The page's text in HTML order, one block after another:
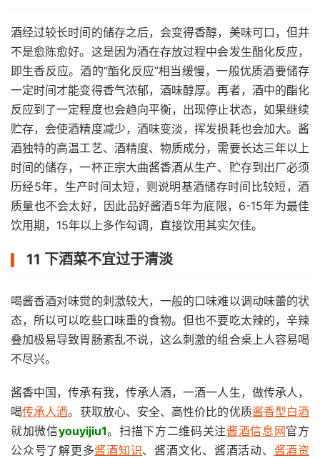
酒经过较长时间的储存之后，会变得香醇，美味可口，但并
不是愈陈愈好。这是因为酒在存放过程中会发生酯化反应，
即生香反应。酒的“酯化反应”相当缓慢，一般优质酒要储存
一定时间才能变得香气浓郁，酒味醇厚。再者，酒中的酯化
反应到了一定程度也会趋向平衡，出现停止状态，如果继续
贮存，会使酒精度减少，酒味变淡，挥发损耗也会加大。酱
酒独特的高温工艺、酒精度、物质成分，需要长达三年以上
时间的储存，一杯正宗大曲酱香酒从生产、贮存到出厂必须
历经5年，生产时间太短，则说明基酒储存时间比较短，酒
质量也不会太好，因此品好酱酒5年为底限，6-15年为最佳
饮用期，15年以上多作勾调，直接饮用其实欠佳。
11 下酒菜不宜过于清淡
喝酱香酒对味觉的刺激较大，一般的口味难以调动味蕾的状
态，所以可以吃些口味重的食物。但也不要吃太辣的，辛辣
叠加极易导致胃肠紊乱不说，这么刺激的组合桌上人容易喝
不尽兴。
酱香中国，传承有我，传承人酒，一酒一人生，做传承人，
喝传承人酒。获取放心、安全、高性价比的优质酱香型白酒
就加微信youyijiu1。扫描下方二维码关注酱酒信息网官方
公众号了解更多酱酒知识、酱酒文化、酱酒活动、 酱酒资